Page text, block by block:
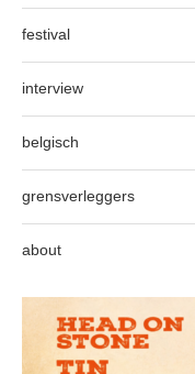
festival
interview
belgisch
grensverleggers
about